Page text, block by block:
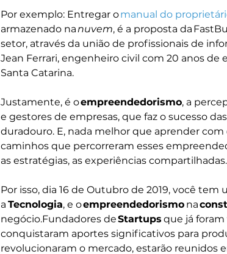
Por exemplo: Entregar o manual do
armazenado na nuvem, é a proposta da
setor, através da união de profissionais de
Jean Ferrari, engenheiro civil com 20 anos
Santa Catarina.
Justamente, é o empreendedorismo, a
e gestores de empresas, que faz o sucesso
duradouro. E, nada melhor que aprender
caminhos que percorreram esses
as estratégias, as experiências compartilhadas.
Por isso, dia 16 de Outubro de 2019, você
a Tecnologia, e o empreendedorismo na
negócio.Fundadores de Startups que já
conquistaram aportes significativos para
revolucionaram o mercado, estarão